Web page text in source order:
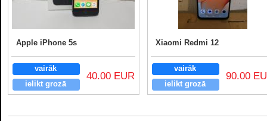
Apple iPhone 5s
vairāk
ielikt grozā
40.00 EUR
Xiaomi Redmi 12
vairāk
ielikt grozā
90.00